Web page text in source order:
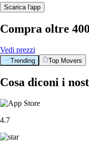
Scarica l'app
Compra oltre
Vedi prezzi
Trending Top Movers
Cosa diconi i
4.7